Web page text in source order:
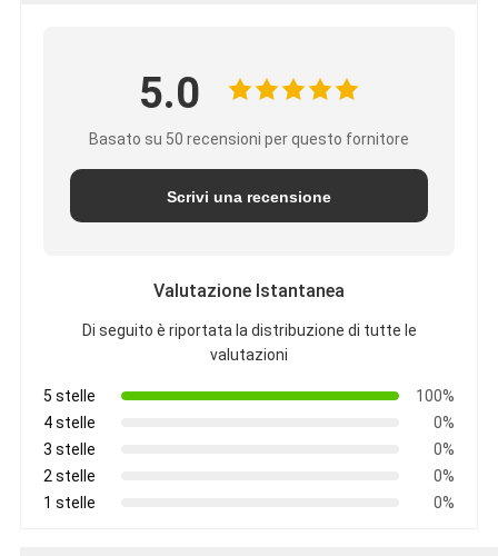
5.0
Basato su 50 recensioni per questo fornitore
Scrivi una recensione
Valutazione Istantanea
Di seguito è riportata la distribuzione di tutte le
valutazioni
5 stelle
100%
4 stelle
0%
3 stelle
0%
2 stelle
0%
1 stelle
0%